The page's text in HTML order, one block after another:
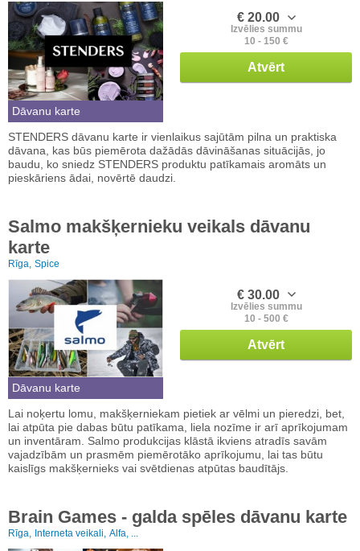
Dāvanu karte
€ 20.00
Izvēlies summu
10 - 150 €
Atvērt
STENDERS dāvanu karte ir vienlaikus sajūtām pilna un praktiska
dāvana, kas būs piemērota dažādās dāvināšanas situācijās, jo
baudu, ko sniedz STENDERS produktu patīkamais aromāts un
pieskāriens ādai, novērtē daudzi.
Salmo makšķernieku veikals dāvanu
karte
Rīga, Spice
Dāvanu karte
€ 30.00
Izvēlies summu
10 - 500 €
Atvērt
Lai noķertu lomu, makšķerniekam pietiek ar vēlmi un pieredzi, bet,
lai atpūta pie dabas būtu patīkama, liela nozīme ir arī aprīkojumam
un inventāram. Salmo produkcijas klāstā ikviens atradīs savām
vajadzībām un prasmēm piemērotāko aprīkojumu, lai tas būtu
kaislīgs makšķernieks vai svētdienas atpūtas baudītājs.
Brain Games - galda spēles dāvanu karte
Rīga, Interneta veikali, Alfa, ...